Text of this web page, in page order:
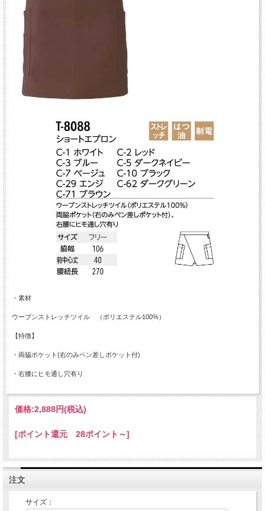
・素材
ウーブンストレッチツイル （ポリエステル100%）
【特徴】
・両脇ポケット(右のみペン差しポケット付)
・右腰にヒモ通し穴有り
価格:2,888円(税込)
[ポイント還元 28ポイント～]
注文
サイズ：